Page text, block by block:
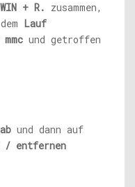
WIN + R. zusammen,
Lauf
mmc und getroffen
und dann auf
/ entfernen